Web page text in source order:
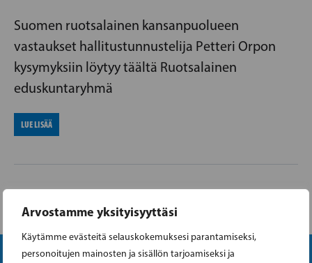
Arvostamme yksityisyyttäsi
Käytämme evästeitä selauskokemuksesi parantamiseksi,
personoitujen mainosten ja sisällön tarjoamiseksi ja
Suomen ruotsalainen kansanpuolueen
vastaukset hallitustunnustelija Petteri Orpon
kysymyksiin löytyy täältä Ruotsalainen
eduskuntaryhmä
LUE LISÄÄ